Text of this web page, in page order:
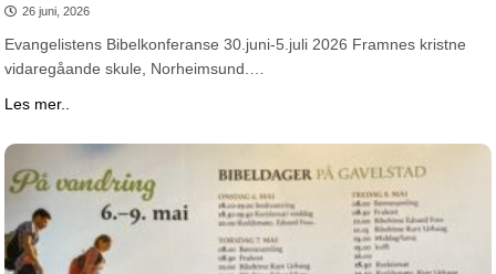
26 juni, 2026
Evangelistens Bibelkonferanse 30.juni-5.juli 2026 Framnes kristne
vidaregåande skule, Norheimsund.…
Les mer..